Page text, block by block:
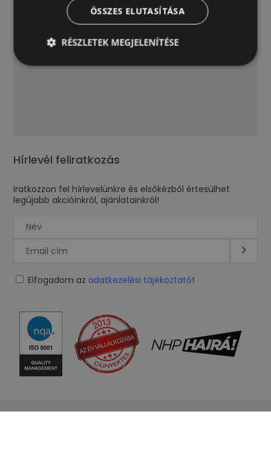
Hírlevél feliratkozás
Iratkozzon fel hírlevelünkre és elsőkézből értesülhet
legújabb akcióinkról, ajánlatainkról!
Elfogadom az adatkezelési tájékoztatót
ÖSSZES ELUTASÍTÁSA
RÉSZLETEK MEGJELENÍTÉSE